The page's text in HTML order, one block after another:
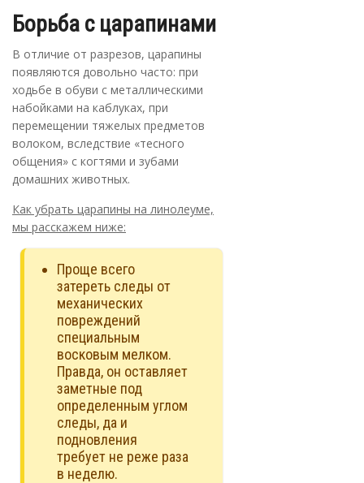
Борьба с царапинами
В отличие от разрезов, царапины
появляются довольно часто: при
ходьбе в обуви с металлическими
набойками на каблуках, при
перемещении тяжелых предметов
волоком, вследствие «тесного
общения» с когтями и зубами
домашних животных.
Как убрать царапины на линолеуме,
мы расскажем ниже:
Проще всего
затереть следы от
механических
повреждений
специальным
восковым мелком.
Правда, он оставляет
заметные под
определенным углом
следы, да и
подновления
требует не реже раза
в неделю.